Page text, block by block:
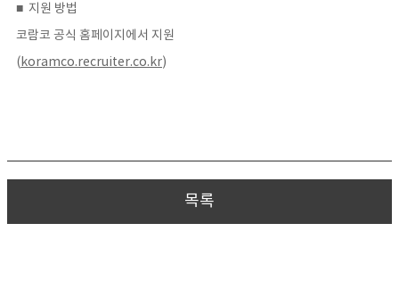
■ 지원 방법
코람코 공식 홈페이지에서 지원
( koramco.recruiter.co.kr)
목록